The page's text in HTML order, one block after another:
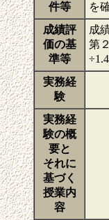
件等
を
成績評
価の基
準等
成
第
実務経
験
実務経
験の概
要と
それに
基づく
授業内
容